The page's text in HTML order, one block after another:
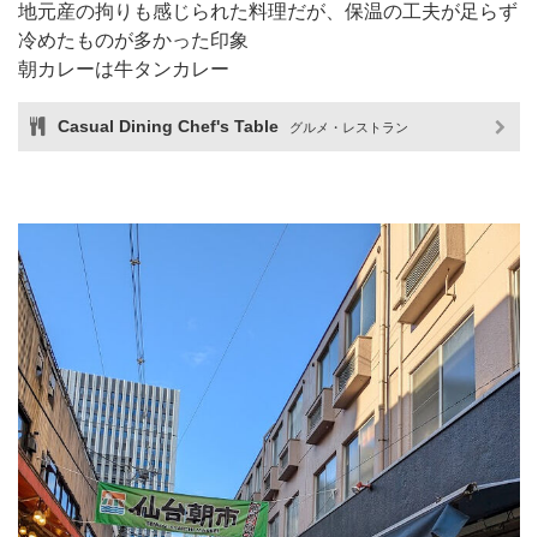
地元産の拘りも感じられた料理だが、保温の工夫が足らず
冷めたものが多かった印象
朝カレーは牛タンカレー
Casual Dining Chef's Table グルメ・レストラン